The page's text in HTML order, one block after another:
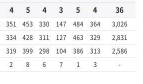
4 5 4 3 5 4 36
351 453 330 147 484 364
3,026
334 428 311 127 463 329
2,831
319 399 298 104 386 313
2,586
2 8 6 7 1 3 -